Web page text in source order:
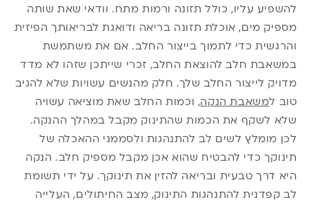
להשפיע עליו, כולל תזונה ורמות מתח. וודאי שאת שותה
מספיק מים, אוכלת תזונה בריאה ודואגת לבריאותך הפיזית
והרגשית כדי לתמוך בייצור החלב. אם את משתמשת
במשאבת חלב להוצאת החלב, זכרי שייתכן שזהו לא מדד
מדויק לייצור החלב שלך. חלק מהנשים עשויות שלא להגיב
טוב למשאבת הנקה, וכמות החלב שאת מוציאה עשויה
שלא לשקף את הכמות שהתינוק מקבל במהלך ההנקה.
לכן מומלץ לשים לב להתנהגות ולסממני ההאכלה של
תינוקך כדי להבטיח שהוא אכן מקבל מספיק חלב. הנקה
היא דרך טבעית ובריאה להזין את תינוקך. על ידי תשומת
לב קפדנית להתנהגות התינוק, מצב החיתולים, העלייה